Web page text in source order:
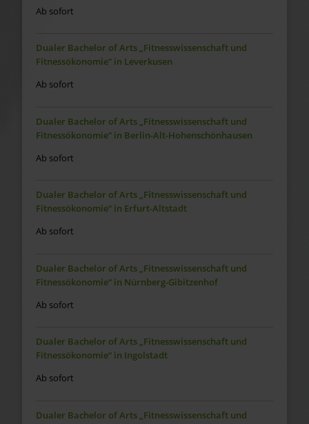
Ab sofort
Dualer Bachelor of Arts „Fitnesswissenschaft und
Fitnessökonomie“ in Leverkusen
Ab sofort
Dualer Bachelor of Arts „Fitnesswissenschaft und
Fitnessökonomie“ in Berlin-Alt-Hohenschönhausen
Ab sofort
Dualer Bachelor of Arts „Fitnesswissenschaft und
Fitnessökonomie“ in Erfurt-Altstadt
Ab sofort
Dualer Bachelor of Arts „Fitnesswissenschaft und
Fitnessökonomie“ in Nürnberg-Gibitzenhof
Ab sofort
Dualer Bachelor of Arts „Fitnesswissenschaft und
Fitnessökonomie“ in Ingolstadt
Ab sofort
Dualer Bachelor of Arts „Fitnesswissenschaft und